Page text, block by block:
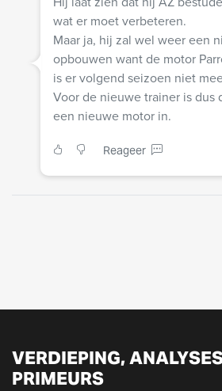
wat er moet verbeteren.
Maar ja, hij zal wel weer een
opbouwen want de motor
is er volgend seizoen niet
Voor de nieuwe trainer is dus
een nieuwe motor in.
Reageer
VERDIEPING,
PRIMEURS